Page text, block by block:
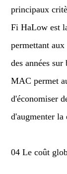
principaux
Fi HaLow est
permettant
des années
MAC permet
d'économiser
d'augmenter la
04 Le coût